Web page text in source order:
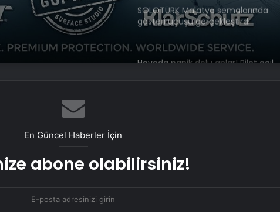
SOLOTÜRK Malatya semalarında
gösteri uçuşu gerçekleştirdi
Havada panik dolu anlar! Pilot acil
Bakan Şimşek’ten ‘Terörsüz Türkiye’
En Güncel Haberler İçin
abone olabilirsiniz!